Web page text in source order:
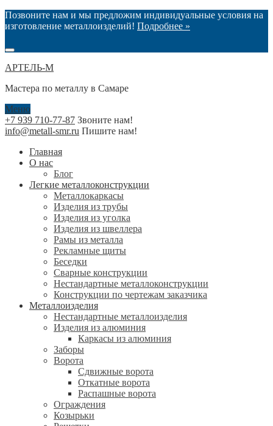
Позвоните нам и мы предложим индивидуальные условия на
изготовление металлоизделий! Подробнее »
АРТЕЛЬ-М
Мастера по металлу в Самаре
Меню
+7 939 710-77-87 Звоните нам!
info@metall-smr.ru Пишите нам!
Главная
О нас
Блог
Легкие металлоконструкции
Металлокаркасы
Изделия из трубы
Изделия из уголка
Изделия из швеллера
Рамы из металла
Рекламные щиты
Беседки
Сварные конструкции
Нестандартные металлоконструкции
Конструкции по чертежам заказчика
Металлоизделия
Нестандартные металлоизделия
Изделия из алюминия
Каркасы из алюминия
Заборы
Ворота
Сдвижные ворота
Откатные ворота
Распашные ворота
Ограждения
Козырьки